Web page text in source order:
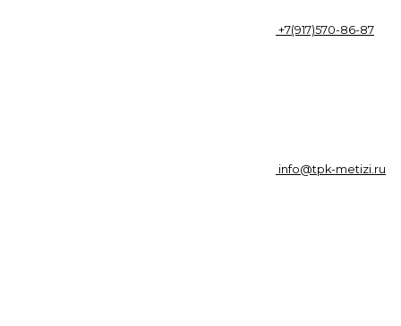
+7(917)570-86-87
info@tpk-metizi.ru